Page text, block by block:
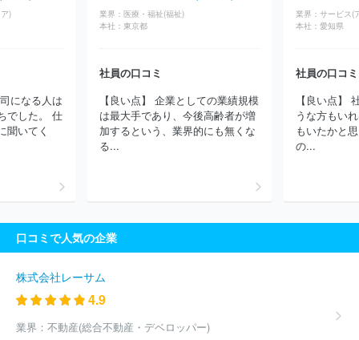
公益財団法人東京ＹＭＣＡ
株式会社日本デイケアセ
株式会社ＲＡＲＥＣＲＥＷ 株式会社ケアサービス
株
社会福祉法人正吉福祉会
株式会社オン・ザ・プラネット
コンビ
ウィズ株式会社
社会福祉法人横浜共生会
株式会社リエイケア
トラストガーデン株式会社
株式会社学研ココファン
株式会社ラ
株式会社やまねメディカル 全国健康保険協会
会
株式会社ライフ・テクノサービス 株式会社ハーベスト
社会
福祉法人草加福祉会
)
になる人は
でした。 仕
聞いてく
業界： 医療・福祉(福祉)
本社： 東京都
社員の口コミ
【良い点】 企業としての業績規模
は最大手であり、今後高齢者が増
加するという、業界的にも無くな
る...
業界：
本社： 愛知県
社員の口コミ
【良い点】
うな方もい
もいたかと
の...
口コミで人気の企業
株式会社レーサム
4.9
業界： 不動産(総合不動産・デベロッパー)